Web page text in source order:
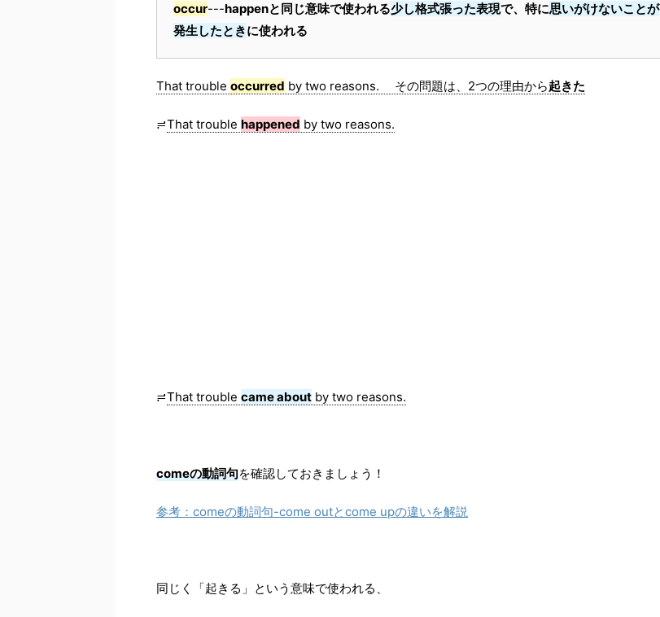
occur---happenと同じ意味で使われる少し格式張った表現で、特に思いがけないことが
発生したときに使われる
That trouble occurred by two reasons. その問題は、2つの理由から起きた
≓That trouble happened by two reasons.
≓That trouble came about by two reasons.
comeの動詞句を確認しておきましょう！
参考：comeの動詞句-come outとcome upの違いを解説
同じく「起きる」という意味で使われる、